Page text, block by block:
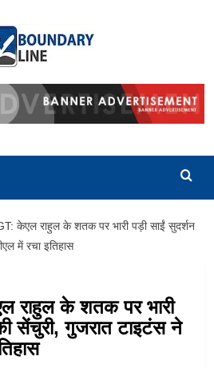
केएल राहुल के शतक पर भारी पड़ी साईं सुदर्शन
में रचा इतिहास
राहुल के शतक पर भारी
सेंचुरी, गुजरात टाइटंस ने